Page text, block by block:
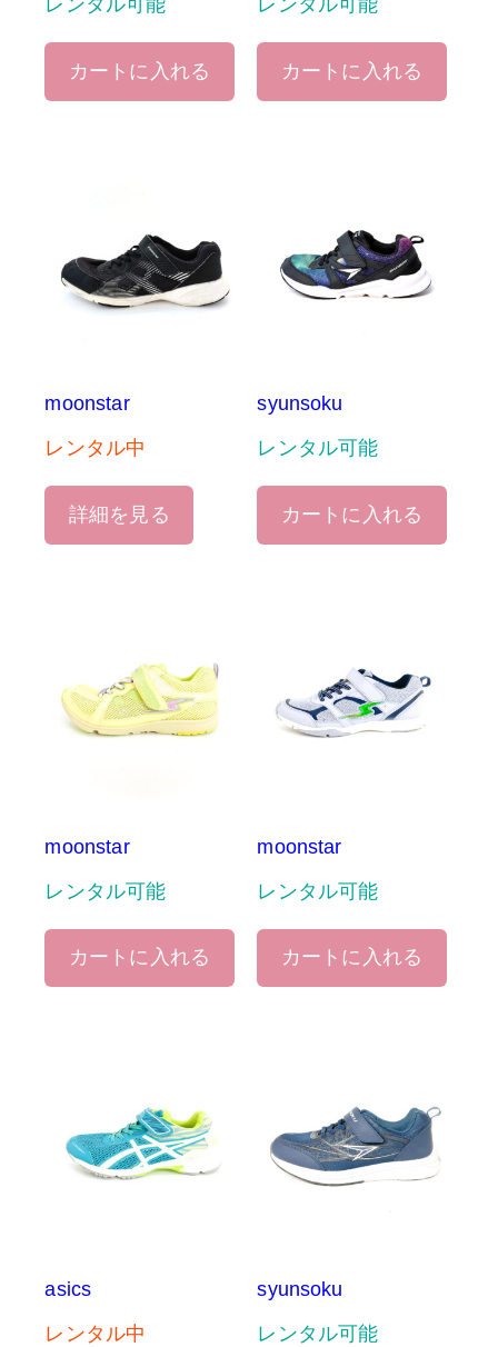
レンタル可能
カートに入れる
レンタル可能
カートに入れる
moonstar
レンタル中
詳細を見る
syunsoku
レンタル可能
カートに入れる
moonstar
レンタル可能
カートに入れる
moonstar
レンタル可能
カートに入れる
asics
レンタル中
syunsoku
レンタル可能